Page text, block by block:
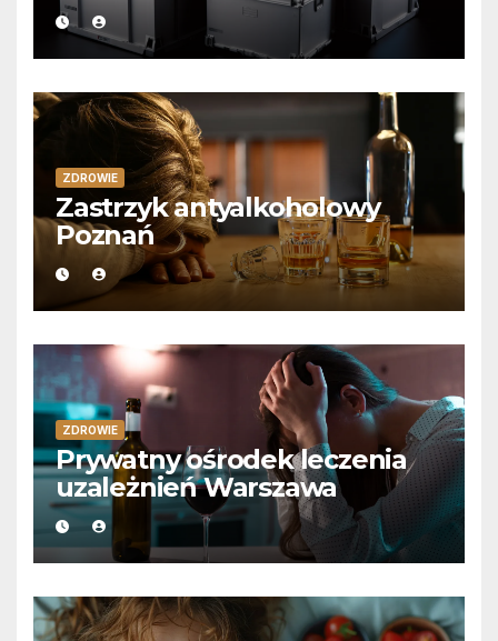
ZDROWIE
Zastrzyk antyalkoholowy
Poznań
ZDROWIE
Prywatny ośrodek leczenia
uzależnień Warszawa